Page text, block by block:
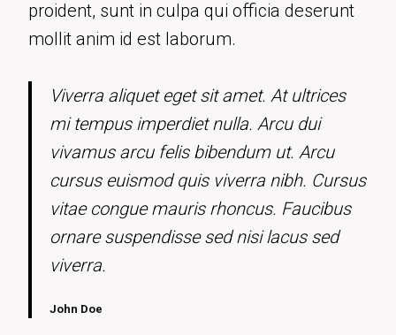
proident, sunt in culpa qui officia deserunt
mollit anim id est laborum.
Viverra aliquet eget sit amet. At ultrices
mi tempus imperdiet nulla. Arcu dui
vivamus arcu felis bibendum ut. Arcu
cursus euismod quis viverra nibh. Cursus
vitae congue mauris rhoncus. Faucibus
ornare suspendisse sed nisi lacus sed
viverra.
John Doe